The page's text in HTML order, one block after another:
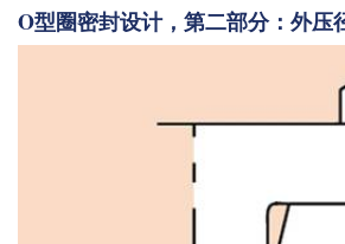
O型圈密封设计，第二部分：外压